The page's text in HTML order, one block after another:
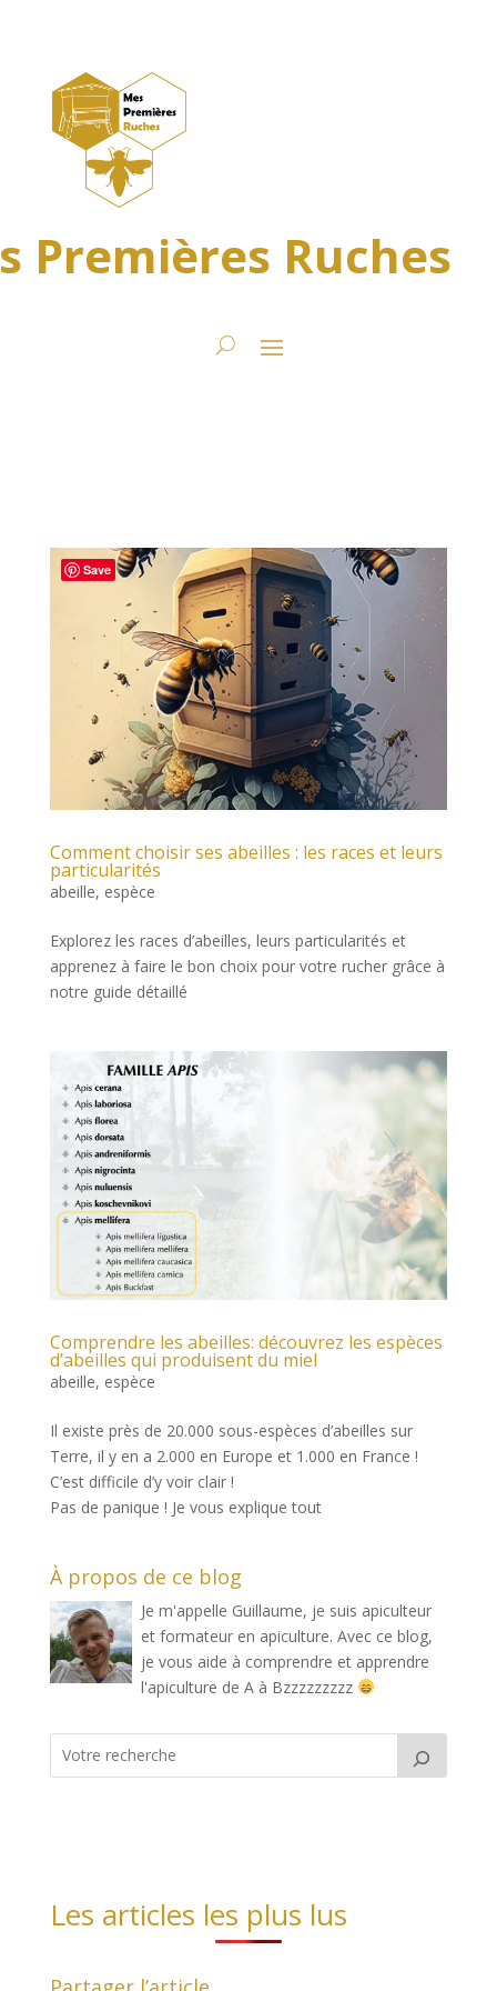
Premières Ruches
Comment choisir ses abeilles : les races et leurs
particularités
abeille, espèce
Explorez les races d’abeilles, leurs particularités et
apprenez à faire le bon choix pour votre rucher grâce à
notre guide détaillé
Comprendre les abeilles: découvrez les espèces
d’abeilles qui produisent du miel
abeille, espèce
Il existe près de 20.000 sous-espèces d’abeilles sur
Terre, il y en a 2.000 en Europe et 1.000 en France !
C’est difficile d’y voir clair !
Pas de panique ! Je vous explique tout
À propos de ce blog
Je m'appelle Guillaume, je suis apiculteur
et formateur en apiculture. Avec ce blog,
je vous aide à comprendre et apprendre
l'apiculture de A à Bzzzzzzzzz
Les articles les plus lus
Save